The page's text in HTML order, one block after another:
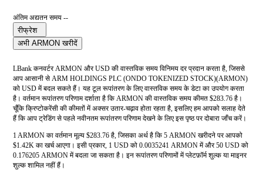
अंतिम अद्यतन समय --
रीफ्रेश
अभी ARMON खरीदें
LBank कनवर्टर ARMON और USD की वास्तविक समय विनिमय दर प्रदान करता है, जिससे
आप आसानी से ARM HOLDINGS PLC (ONDO TOKENIZED STOCK)(ARMON)
को USD में बदल सकते हैं। यह टूल रूपांतरण के लिए वास्तविक समय के डेटा का उपयोग करता
है। वर्तमान रूपांतरण परिणाम दर्शाता है कि ARMON की वास्तविक समय कीमत $283.76 है।
चूँकि क्रिप्टोकरेंसी की कीमतों में अक्सर उतार-चढ़ाव होता रहता है, इसलिए हम आपको सलाह देते
हैं कि आप ट्रेडिंग से पहले नवीनतम रूपांतरण परिणाम देखने के लिए इस पृष्ठ पर दोबारा जाँच करें।
1 ARMON का वर्तमान मूल्य $283.76 है, जिसका अर्थ है कि 5 ARMON खरीदने पर आपको
$1.42K का खर्च आएगा। इसी प्रकार, 1 USD को 0.0035241 ARMON में और 50 USD को
0.176205 ARMON में बदला जा सकता है। इन रूपांतरण परिणामों में प्लेटफ़ॉर्म शुल्क या माइनर
शुल्क शामिल नहीं हैं।